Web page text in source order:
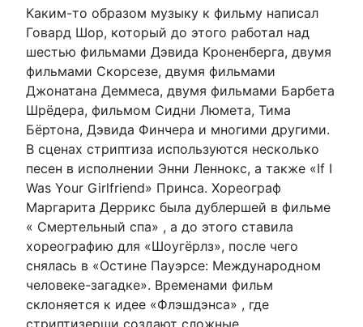
Каким-то образом музыку к фильму написал
Говард Шор, который до этого работал над
шестью фильмами Дэвида Кроненберга, двумя
фильмами Скорсезе, двумя фильмами
Джонатана Деммеса, двумя фильмами Барбета
Шрёдера, фильмом Сидни Люмета, Тима
Бёртона, Дэвида Финчера и многими другими.
В сценах стриптиза используются несколько
песен в исполнении Энни Леннокс, а также «If I
Was Your Girlfriend» Принса. Хореограф
Маргарита Деррикс была дублершей в фильме
« Смертельный спа» , а до этого ставила
хореографию для «Шоугёрлз», после чего
снялась в «Остине Пауэрсе: Международном
человеке-загадке». Временами фильм
склоняется к идее «Флэшдэнса» , где
стриптизерши создают сложные